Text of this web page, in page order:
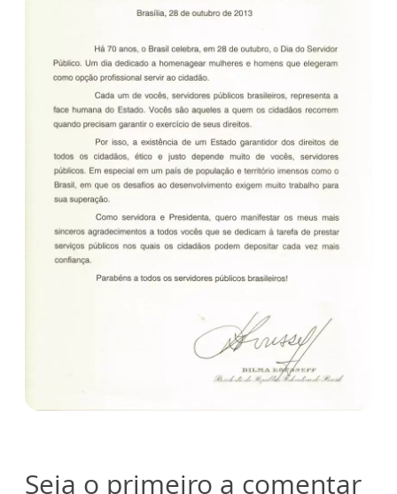
Seja o primeiro a comentar